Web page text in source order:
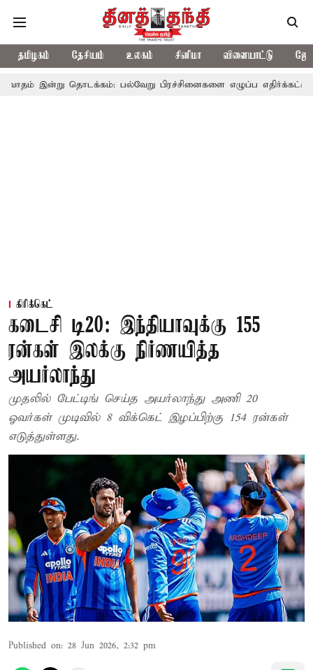
தமிழகம் தேசியம் உலகம் சினிமா விளையாட்டு
பல்வேறு பிரச்சினைகளை எழுப்ப எதிர்க்கட்சிகள் திட்டம்
கிரிக்கெட்
கடைசி டி20: இந்தியாவுக்கு 155
ரன்கள் இலக்கு நிர்ணயித்த
அயர்லாந்து
முதலில் பேட்டிங் செய்த அயர்லாந்து அணி 20
ஓவர்கள் முடிவில் 8 விக்கெட் இழப்பிற்கு 154 ரன்கள்
எடுத்துள்ளது.
Published on: 28 Jun 2026, 2:32 pm